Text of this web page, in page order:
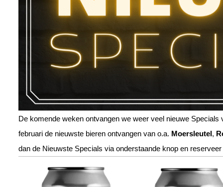
De komende weken ontvangen we weer veel nieuwe Specials
februari de nieuwste bieren ontvangen van o.a. Moersleutel,
dan de Nieuwste Specials via onderstaande knop en